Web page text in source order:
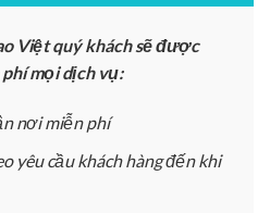
Việt quý khách sẽ được
mọi dịch vụ:
nơi miễn phí
yêu cầu khách hàng đến khi